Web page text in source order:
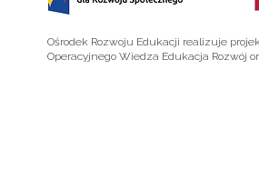
Ośrodek Rozwoju Edukacji realizuje
Operacyjnego Wiedza Edukacja Rozwój